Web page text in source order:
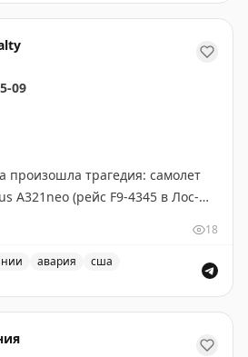
акцию на скидку
новых отелях
вместо 3 месяцев с момента
это включает отели в
Дурресе, Вене, Парме,
отели участвуют до 31
до 30 сентября или 31 августа.
09
произошла трагедия: самолет
A321neo (рейс F9-4345 в Лос-
полосе 17L во время разбега
через периметр
в правый двигатель, что
были эвакуированы по
18
авария
сша